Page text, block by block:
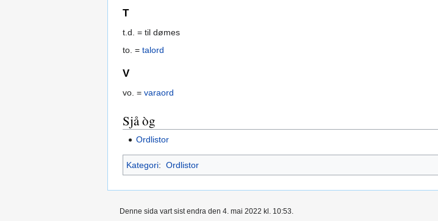
T
t.d. = til dømes
to. = talord
V
vo. = varaord
Sjå òg
Ordlistor
Kategori: Ordlistor
Denne sida vart sist endra den 4. mai 2022 kl. 10:53.